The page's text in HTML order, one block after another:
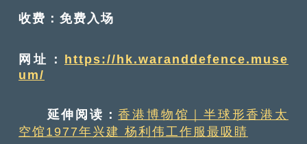
收费：免费入场
网址： https://hk.waranddefence.muse
um/
延伸阅读：香港博物馆｜半球形香港太
空馆1977年兴建 杨利伟工作服最吸睛